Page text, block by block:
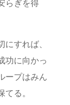
らぎを得
すれば、
功に向かっ
ープはみん
る。